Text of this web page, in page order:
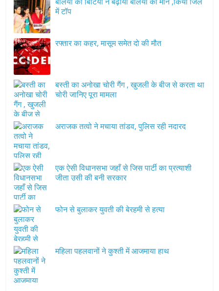
में टॉप
रफ्तार का कहर, मासूम समेत दो की मौत
बस्ती का अनोखा चोरी गैंग , खुजली के बीज से करता था
चोरी जानिए पूरा मामला
अराजक तत्वो ने मचाया तांडव, पुलिस रही नदारद
एक ऐसी विधानसभा जहाँ से जिस पार्टी का प्रत्याशी
जीता उसी की बनी सरकार
फोन से बुलाकर युवती की बेरहमी से हत्या
महिला पहलवानों ने कुश्ती में आजमाया हाथ